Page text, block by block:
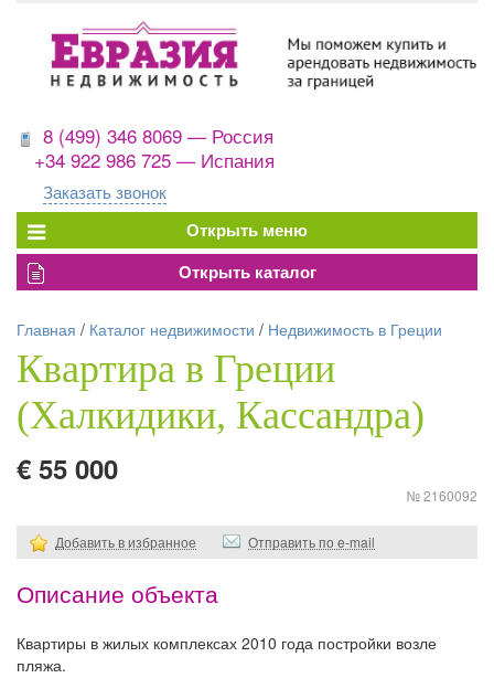
8 (499) 346 8069 — Россия
+34 922 986 725 — Испания
Заказать звонок
Главная / Каталог недвижимости / Недвижимость в Греции
Квартира в Греции
(Халкидики, Кассандра)
€ 55 000
№ 2160092
Добавить в избранное Отправить по e-mail
Описание объекта
Квартиры в жилых комплексах 2010 года постройки возле
пляжа.